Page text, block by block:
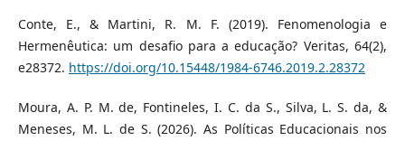
Conte, E., & Martini, R. M. F. (2019). Fenomenologia e
Hermenêutica: um desafio para a educação? Veritas, 64(2),
e28372. https://doi.org/10.15448/1984-6746.2019.2.28372
Moura, A. P. M. de, Fontineles, I. C. da S., Silva, L. S. da, &
Meneses, M. L. de S. (2026). As Políticas Educacionais nos